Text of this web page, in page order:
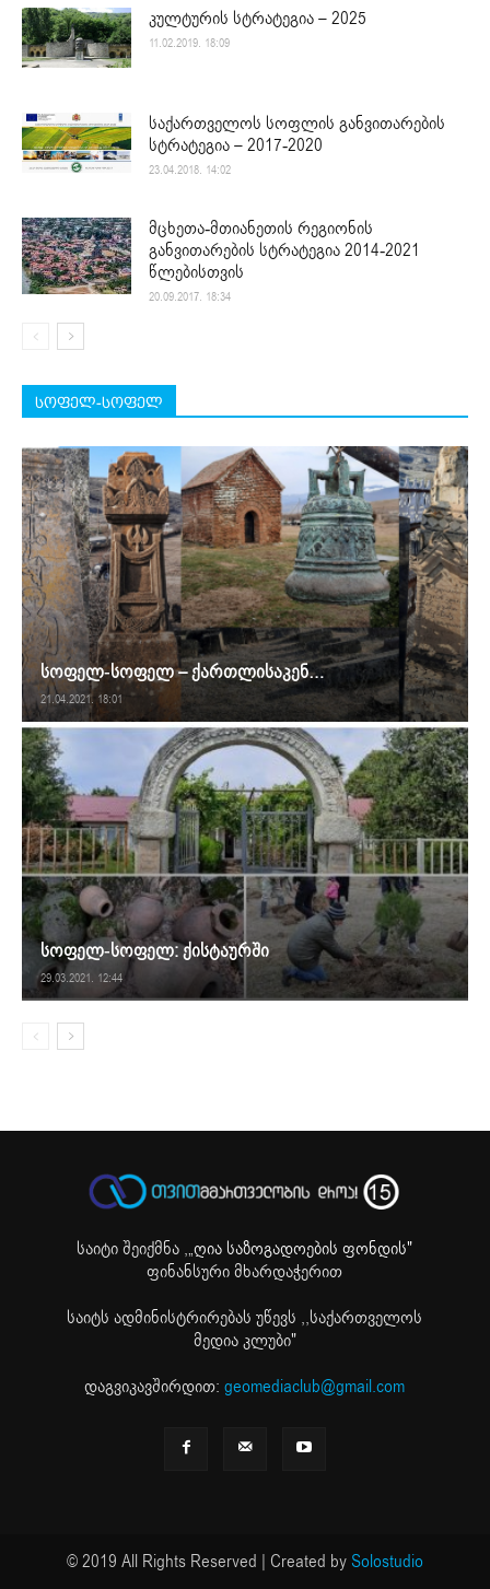
კულტურის სტრატეგია – 2025
11.02.2019. 18:09
საქართველოს სოფლის განვითარების
სტრატეგია – 2017-2020
23.04.2018. 14:02
მცხეთა-მთიანეთის რეგიონის
განვითარების სტრატეგია 2014-2021
წლებისთვის
20.09.2017. 18:34
სოფელ-სოფელ
სოფელ-სოფელ – ქართლისაკენ…
21.04.2021. 18:01
სოფელ-სოფელ: ქისტაურში
29.03.2021. 12:44
საიტი შეიქმნა ,„ღია საზოგადოების ფონდის"
ფინანსური მხარდაჭერით
საიტს ადმინისტრირებას უწევს ,,საქართველოს
მედია კლუბი"
დაგვიკავშირდით:geomediaclub@gmail.com
© 2019 All Rights Reserved | Created bySolostudio